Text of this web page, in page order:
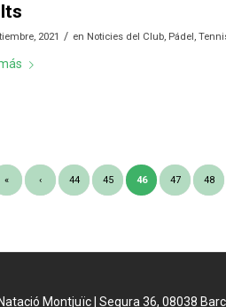
2021 / en Noticies del Club, Pádel,
« ‹ 44 45 46 47 48
Montjuïc | Segura 36, 08038